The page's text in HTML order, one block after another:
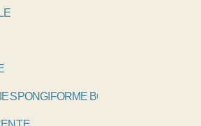
SPONGIFORME BOVINE, ESB